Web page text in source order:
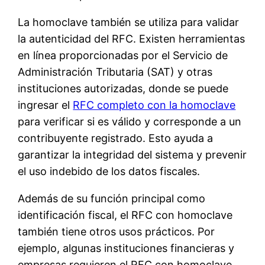
La homoclave también se utiliza para validar
la autenticidad del RFC. Existen herramientas
en línea proporcionadas por el Servicio de
Administración Tributaria (SAT) y otras
instituciones autorizadas, donde se puede
ingresar el RFC completo con la homoclave
para verificar si es válido y corresponde a un
contribuyente registrado. Esto ayuda a
garantizar la integridad del sistema y prevenir
el uso indebido de los datos fiscales.
Además de su función principal como
identificación fiscal, el RFC con homoclave
también tiene otros usos prácticos. Por
ejemplo, algunas instituciones financieras y